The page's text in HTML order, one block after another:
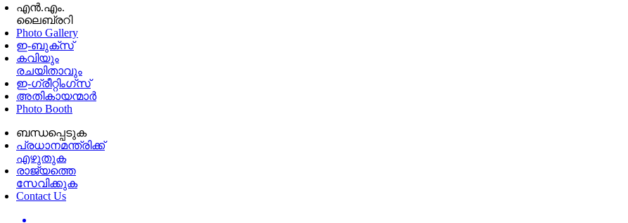
എൻ.എം.
ലൈബ്രറി
Photo Gallery
ഇ-ബുക്‌സ്
കവിയും
രചയിതാവും
ഇ-ഗ്രീറ്റിംഗ്‌സ്
അതികായന്മാർ
Photo Booth
ബന്ധപ്പെടുക
പ്രധാനമന്ത്രിക്ക്
എഴുതുക
രാജ്യത്തെ
സേവിക്കുക
Contact Us